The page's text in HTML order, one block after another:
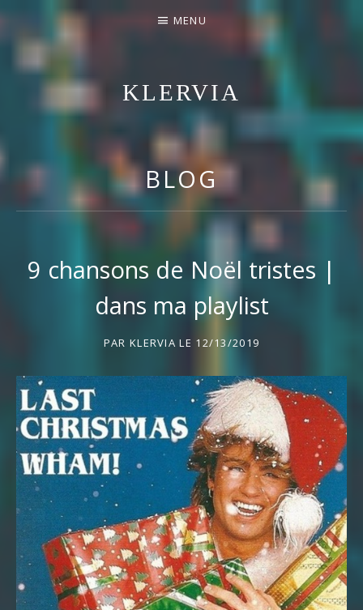
KLERVIA
ENTREZ DANS SON UNIVERS POP/FOLK
MENU
BLOG
9 chansons de Noël tristes |
dans ma playlist
PAR KLERVIA LE 12/13/2019